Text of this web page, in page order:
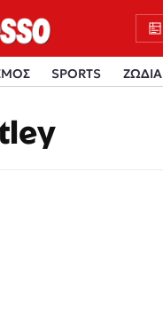
SPORTS ΖΩΔΙΑ